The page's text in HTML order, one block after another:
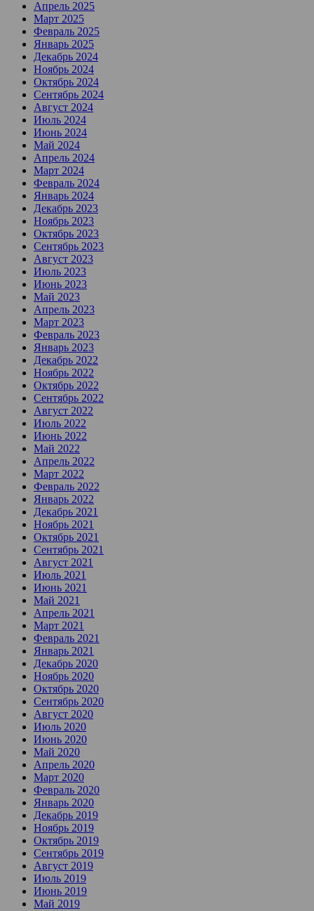
Апрель 2025
Март 2025
Февраль 2025
Январь 2025
Декабрь 2024
Ноябрь 2024
Октябрь 2024
Сентябрь 2024
Август 2024
Июль 2024
Июнь 2024
Май 2024
Апрель 2024
Март 2024
Февраль 2024
Январь 2024
Декабрь 2023
Ноябрь 2023
Октябрь 2023
Сентябрь 2023
Август 2023
Июль 2023
Июнь 2023
Май 2023
Апрель 2023
Март 2023
Февраль 2023
Январь 2023
Декабрь 2022
Ноябрь 2022
Октябрь 2022
Сентябрь 2022
Август 2022
Июль 2022
Июнь 2022
Май 2022
Апрель 2022
Март 2022
Февраль 2022
Январь 2022
Декабрь 2021
Ноябрь 2021
Октябрь 2021
Сентябрь 2021
Август 2021
Июль 2021
Июнь 2021
Май 2021
Апрель 2021
Март 2021
Февраль 2021
Январь 2021
Декабрь 2020
Ноябрь 2020
Октябрь 2020
Сентябрь 2020
Август 2020
Июль 2020
Июнь 2020
Май 2020
Апрель 2020
Март 2020
Февраль 2020
Январь 2020
Декабрь 2019
Ноябрь 2019
Октябрь 2019
Сентябрь 2019
Август 2019
Июль 2019
Июнь 2019
Май 2019